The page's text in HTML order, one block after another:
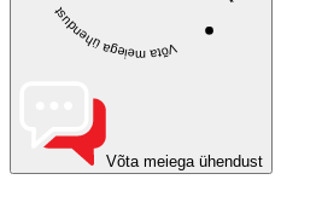
Võta meiega ühendust
Võta meiega ühendust